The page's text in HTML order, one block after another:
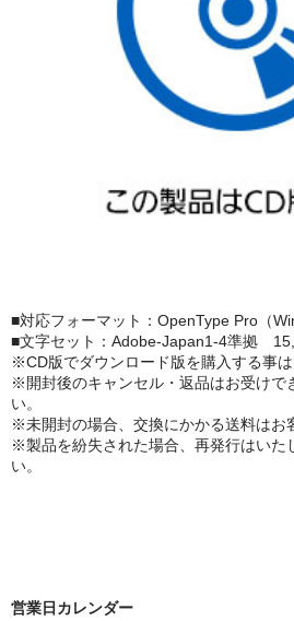
■対応フォーマット：OpenType Pro（
■文字セット：Adobe-Japan1-4準拠
※CD版でダウンロード版を購入する事は
※開封後のキャンセル・返品はお受けで
い。
※未開封の場合、交換にかかる送料はお
※製品を紛失された場合、再発行はいた
い。
営業日カレンダー